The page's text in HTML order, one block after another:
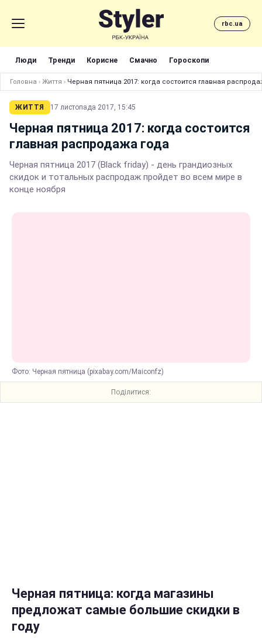
rbc.ua
Люди Тренди Корисне Смачно Гороскопи
Головна › Життя › Черная пятница 2017: когда состоится главная
ЖИТТЯ 17 листопада 2017, 15:45
Черная пятница 2017: когда состоится
главная распродажа года
Черная пятница 2017 (Black friday) - день грандиозных
скидок и тотальных распродаж пройдет во всем мире в
конце ноября
Фото: Черная пятница (pixabay.com/Maiconfz)
Поділитися:
Черная пятница: когда магазины
предложат самые большие скидки в
году